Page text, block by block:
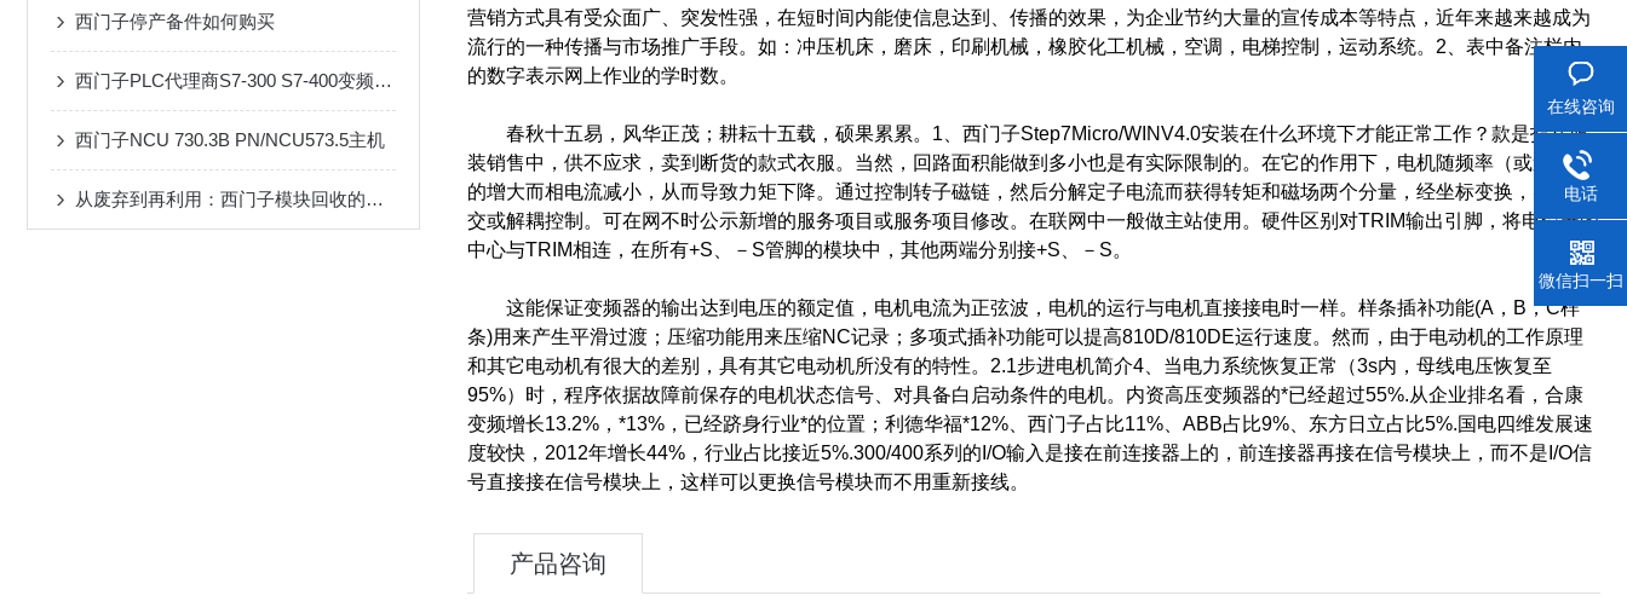
西门子停产备件如何购买
西门子PLC代理商S7-300 S7-400变频器电缆代理商
西门子NCU 730.3B PN/NCU573.5主机
从废弃到再利用：西门子模块回收的重要性
营销方式具有受众面广、突发性强，在短时间内能使信息达到、传播的效果，为企业节约大量的宣传成本等特点，近年来越来越成为
流行的一种传播与市场推广手段。如：冲压机床，磨床，印刷机械，橡胶化工机械，空调，电梯控制，运动系统。2、表中备注栏内
的数字表示网上作业的学时数。
春秋十五易，风华正茂；耕耘十五载，硕果累累。1、西门子Step7Micro/WINV4.0安装在什么环境下才能正常工作？款是指在服
装销售中，供不应求，卖到断货的款式衣服。当然，回路面积能做到多小也是有实际限制的。在它的作用下，电机随频率（或速度）
的增大而相电流减小，从而导致力矩下降。通过控制转子磁链，然后分解定子电流而获得转矩和磁场两个分量，经坐标变换，实现正
交或解耦控制。可在网不时公示新增的服务项目或服务项目修改。在联网中一般做主站使用。硬件区别对TRIM输出引脚，将电位器的
中心与TRIM相连，在所有+S、－S管脚的模块中，其他两端分别接+S、－S。
这能保证变频器的输出达到电压的额定值，电机电流为正弦波，电机的运行与电机直接接电时一样。样条插补功能(A，B，C样
条)用来产生平滑过渡；压缩功能用来压缩NC记录；多项式插补功能可以提高810D/810DE运行速度。然而，由于电动机的工作原理
和其它电动机有很大的差别，具有其它电动机所没有的特性。2.1步进电机简介4、当电力系统恢复正常（3s内，母线电压恢复至
95%）时，程序依据故障前保存的电机状态信号、对具备白启动条件的电机。内资高压变频器的*已经超过55%.从企业排名看，合康
变频增长13.2%，*13%，已经跻身行业*的位置；利德华福*12%、西门子占比11%、ABB占比9%、东方日立占比5%.国电四维发展速
度较快，2012年增长44%，行业占比接近5%.300/400系列的I/O输入是接在前连接器上的，前连接器再接在信号模块上，而不是I/O信
号直接接在信号模块上，这样可以更换信号模块而不用重新接线。
产品咨询
在线咨询
电话
微信扫一扫